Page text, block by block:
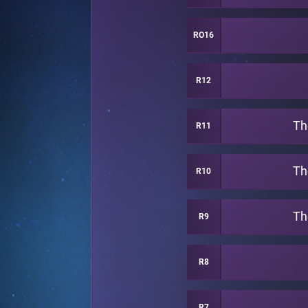
RO16
R12
R11
R10
R9
R8